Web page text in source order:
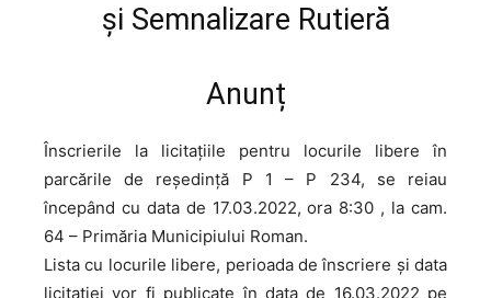
și Semnalizare Rutieră
Anunț
Înscrierile la licitațiile pentru locurile libere în
parcările de reședință P 1 – P 234, se reiau
începând cu data de 17.03.2022, ora 8:30 , la cam.
64 – Primăria Municipiului Roman.
Lista cu locurile libere, perioada de înscriere și data
licitației vor fi publicate în data de 16.03.2022 pe